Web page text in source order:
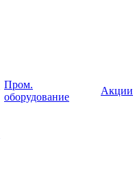
Пром.
оборудование
Акции